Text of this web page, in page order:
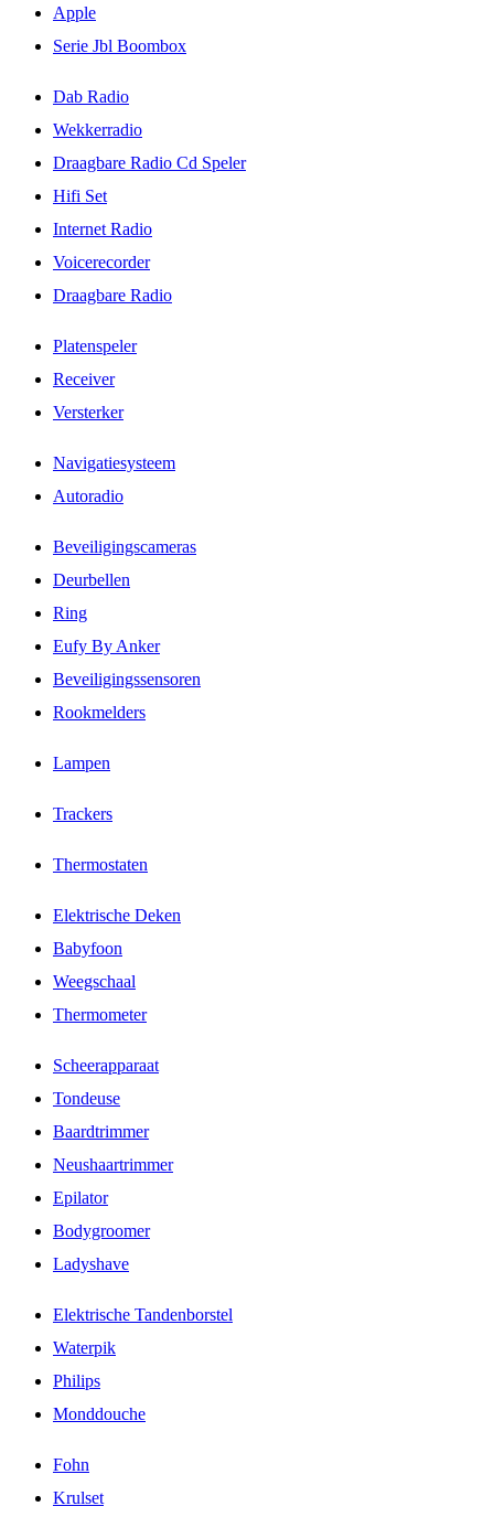
Apple
Serie Jbl Boombox
Dab Radio
Wekkerradio
Draagbare Radio Cd Speler
Hifi Set
Internet Radio
Voicerecorder
Draagbare Radio
Platenspeler
Receiver
Versterker
Navigatiesysteem
Autoradio
Beveiligingscameras
Deurbellen
Ring
Eufy By Anker
Beveiligingssensoren
Rookmelders
Lampen
Trackers
Thermostaten
Elektrische Deken
Babyfoon
Weegschaal
Thermometer
Scheerapparaat
Tondeuse
Baardtrimmer
Neushaartrimmer
Epilator
Bodygroomer
Ladyshave
Elektrische Tandenborstel
Waterpik
Philips
Monddouche
Fohn
Krulset